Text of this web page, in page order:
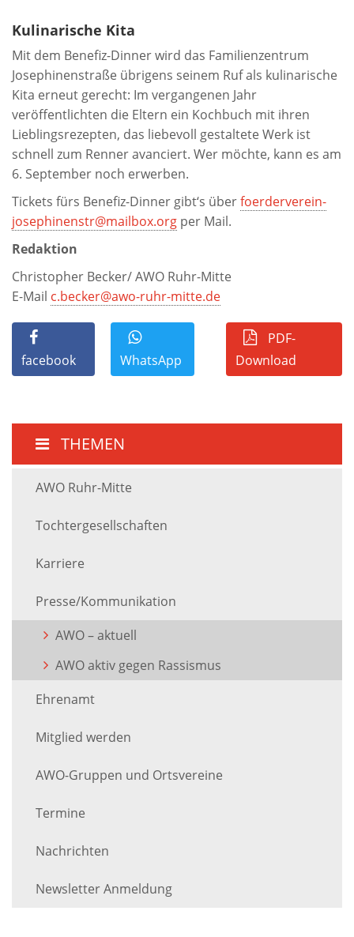
Kulinarische Kita
Mit dem Benefiz-Dinner wird das Familienzentrum
Josephinenstraße übrigens seinem Ruf als kulinarische
Kita erneut gerecht: Im vergangenen Jahr
veröffentlichten die Eltern ein Kochbuch mit ihren
Lieblingsrezepten, das liebevoll gestaltete Werk ist
schnell zum Renner avanciert. Wer möchte, kann es am
6. September noch erwerben.
Tickets fürs Benefiz-Dinner gibt‘s überfoerderverein-
josephinenstr@mailbox.org per Mail.
Redaktion
Christopher Becker/ AWO Ruhr-Mitte
E-Mail c.becker@awo-ruhr-mitte.de
facebook WhatsApp
PDF-
Download
THEMEN
AWO Ruhr-Mitte
Tochtergesellschaften
Karriere
Presse/Kommunikation
AWO – aktuell
AWO aktiv gegen Rassismus
Ehrenamt
Mitglied werden
AWO-Gruppen und Ortsvereine
Termine
Nachrichten
Newsletter Anmeldung